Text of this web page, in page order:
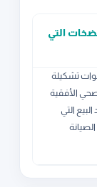
التي
الذي يمتلك خبرة تزيد عن 10 سنوات تشكيلة
الأفقية
التي